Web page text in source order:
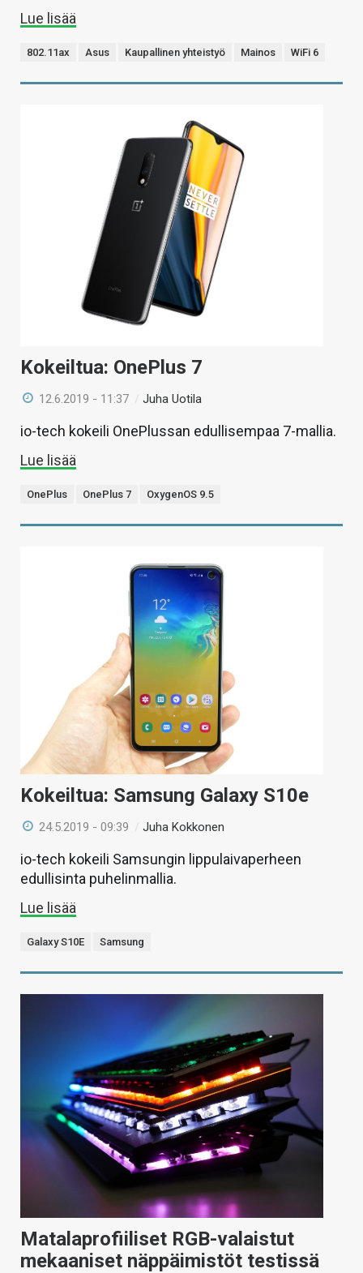
Lue lisää
802.11ax Asus Kaupallinen yhteistyö Mainos WiFi 6
Kokeiltua: OnePlus 7
12.6.2019 - 11:37 /Juha Uotila
io-tech kokeili OnePlussan edullisempaa 7-mallia.
Lue lisää
OnePlus OnePlus 7 OxygenOS 9.5
Kokeiltua: Samsung Galaxy S10e
24.5.2019 - 09:39 /Juha Kokkonen
io-tech kokeili Samsungin lippulaivaperheen
edullisinta puhelinmallia.
Lue lisää
Galaxy S10E Samsung
Matalaprofiiliset RGB-valaistut
mekaaniset näppäimistöt testissä